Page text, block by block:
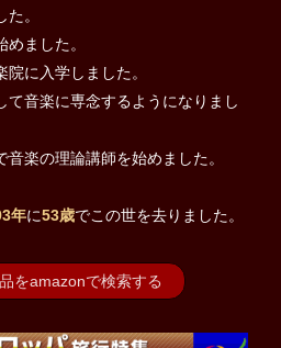
。
ました。
に入学しました。
て音楽に専念するようになりまし
楽の理論講師を始めました。
年に53歳でこの世を去りました。
をamazonで検索する